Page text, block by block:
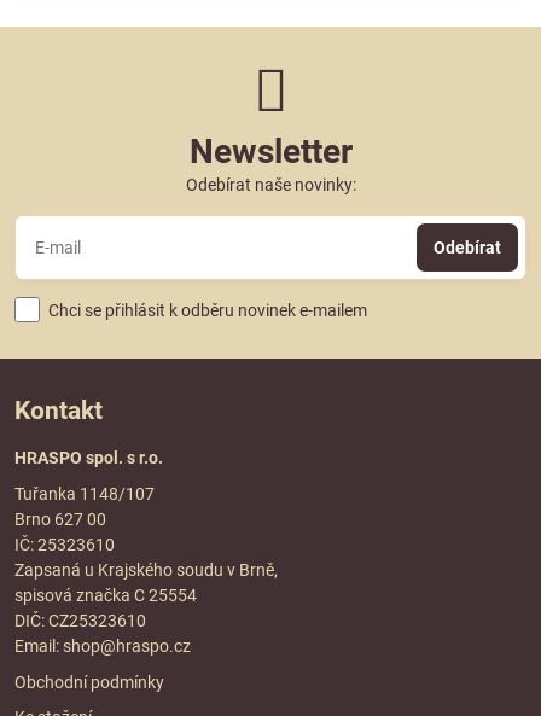
Newsletter
Odebírat naše novinky:
Odebírat
Chci se přihlásit k odběru novinek e-mailem
Kontakt
HRASPO spol. s r.o.
Tuřanka 1148/107
Brno 627 00
IČ: 25323610
Zapsaná u Krajského soudu v Brně,
spisová značka C 25554
DIČ: CZ25323610
Email: shop@hraspo.cz
Obchodní podmínky